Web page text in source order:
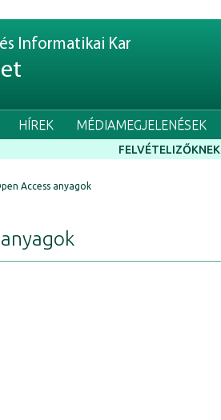
Informatikai Kar
HÍREK MÉDIAMEGJELENÉSEK
FELVÉTELIZŐKNEK
Access anyagok